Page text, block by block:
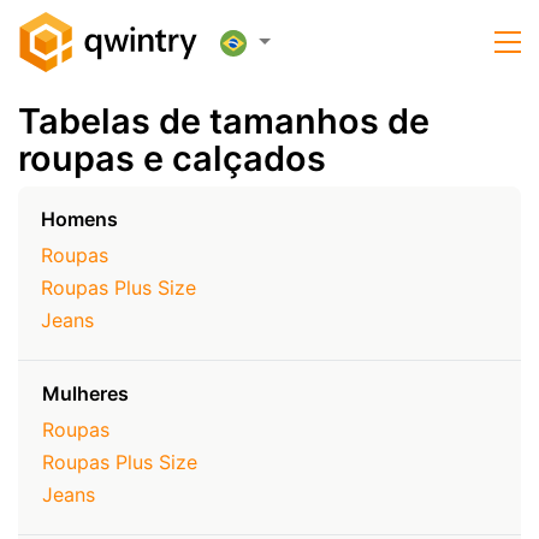
Tabelas de tamanhos de
roupas e calçados
Homens
Roupas
Roupas Plus Size
Jeans
Mulheres
Roupas
Roupas Plus Size
Jeans